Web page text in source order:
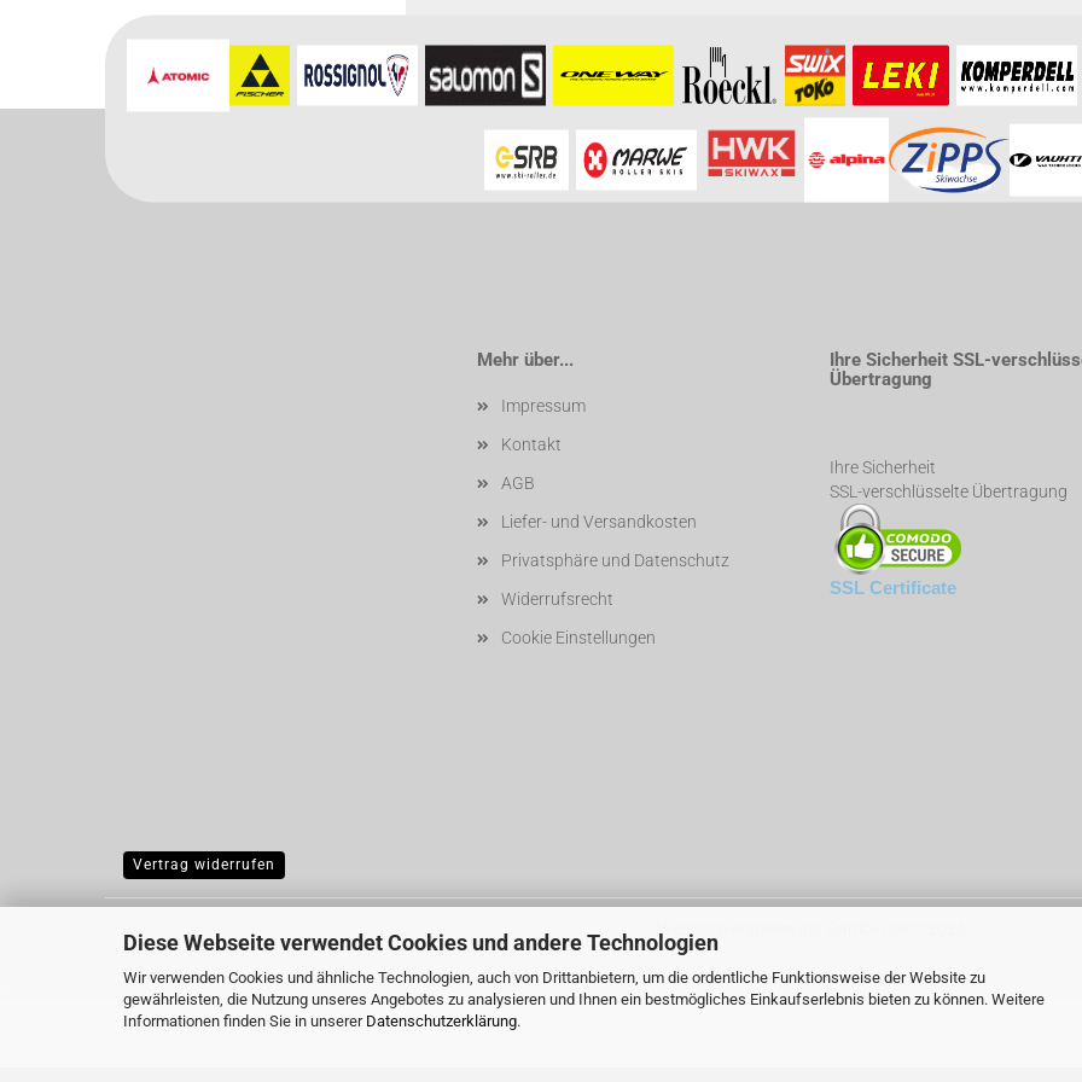
Diese Webseite verwendet Cookies und andere Technologien
Wir verwenden Cookies und ähnliche Technologien, auch von Drittanbietern, um die ordentliche Funktionsweise der Website zu
gewährleisten, die Nutzung unseres Angebotes zu analysieren und Ihnen ein bestmögliches Einkaufserlebnis bieten zu können. Weitere
Informationen finden Sie in unserer Datenschutzerklärung.
Für weitere Informationen besuchen Sie bitte dieHomepagezu diesem Artikel.
Mehr über...
Impressum
Kontakt
AGB
Liefer- und Versandkosten
Privatsphäre und Datenschutz
Widerrufsrecht
Cookie Einstellungen
Ihre Sicherheit SSL-
Übertragung
Ihre Sicherheit
SSL-verschlüsselte Übertragung
SSL Certificate
Vertrag widerrufen